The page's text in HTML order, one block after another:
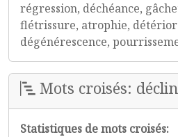
régression, déchéance,
flétrissure, atrophie,
dégénérescence,
Mots croisés: déclin
Statistiques de mots croisés: